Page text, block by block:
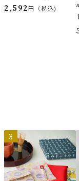
2,592 税込